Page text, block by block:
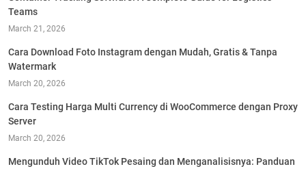
Teams
March 21, 2026
Cara Download Foto Instagram dengan Mudah, Gratis & Tanpa
Watermark
March 20, 2026
Cara Testing Harga Multi Currency di WooCommerce dengan Proxy
Server
March 20, 2026
Mengunduh Video TikTok Pesaing dan Menganalisisnya: Panduan